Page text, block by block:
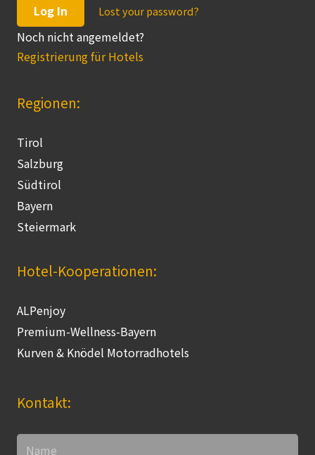
Log In Lost your password?
Noch nicht angemeldet?
Registrierung für Hotels
Regionen:
Tirol
Salzburg
Südtirol
Bayern
Steiermark
Hotel-Kooperationen:
ALPenjoy
Premium-Wellness-Bayern
Kurven & Knödel Motorradhotels
Kontakt: